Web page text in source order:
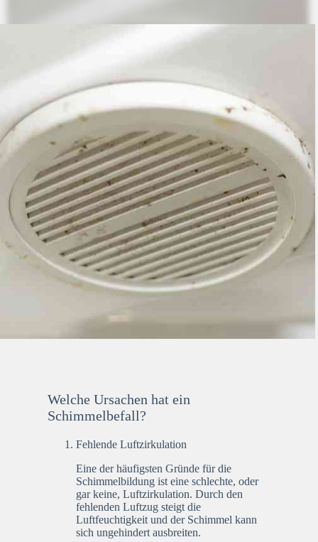
Welche Ursachen hat ein
Schimmelbefall?
Fehlende Luftzirkulation
Eine der häufigsten Gründe für die
Schimmelbildung ist eine schlechte, oder
gar keine, Luftzirkulation. Durch den
fehlenden Luftzug steigt die
Luftfeuchtigkeit und der Schimmel kann
sich ungehindert ausbreiten.